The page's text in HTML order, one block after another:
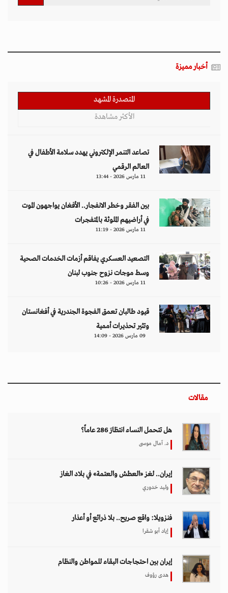
أخبار مميزة
المتصدرة المشهد
الأكثر مشاهدة
تصاعد التنمر الإلكتروني يهدد سلامة الأطفال في
العالم الرقمي
11 مارس 2026 - 13:44
بين الفقر وخطر الانفجار.. الأفغان يواجهون الموت
في أراضيهم الملوثة بالمتفجرات
11 مارس 2026 - 11:19
التصعيد العسكري يفاقم أزمات الخدمات الصحية
وسط موجات نزوح جنوب لبنان
11 مارس 2026 - 10:26
قيود طالبان تعمق الفجوة الجندرية في أفغانستان
وتثير تحذيرات أممية
09 مارس 2026 - 14:09
مقالات
هل تتحمل النساء انتظارَ 286 عاماً؟
د. آمال موسى
إيران.. لغز «العطش والعتمة» في بلاد الغاز
وليد خدوري
فنزويلا: واقع صريح.. بلا ذرائع أو أعذار
إياد أبو شقرا
إيران بين احتجاجات البقاء للمواطن والنظام
هدى رؤوف